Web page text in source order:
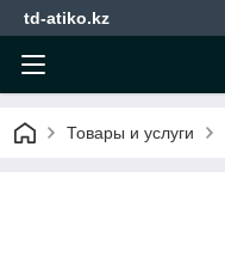
td-atiko.kz
Товары и услуги